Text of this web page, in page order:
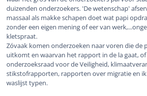
duizenden onderzoekers. 'De wetenschap'
massaal als makke schapen doet wat papi
zonder een eigen mening of eer van
kletspraat.
Zóvaak komen onderzoeken naar voren die de
uitkomt en waarvan het rapport in de la gaat,
onderzoeksraad voor de Veiligheid,
stikstofrapporten, rapporten over migratie en
waslijst typen.